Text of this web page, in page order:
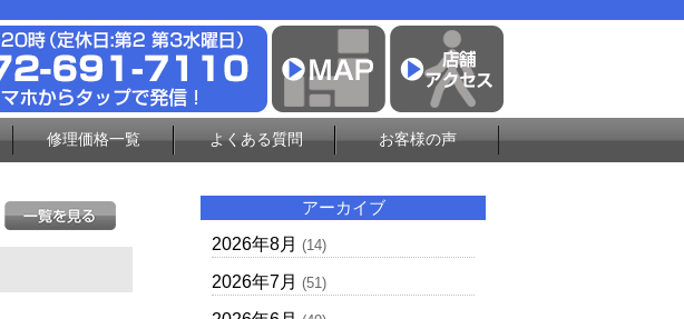
修理価格一覧 よくある質問 お客様の声
アーカイブ
2026年8月 (14)
2026年7月 (51)